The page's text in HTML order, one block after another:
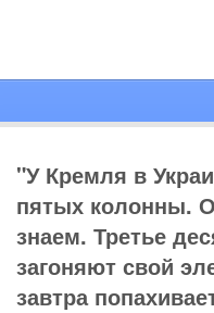
"У Кремля в
пятых колонны.
знаем. Третье
загоняют свой
завтра